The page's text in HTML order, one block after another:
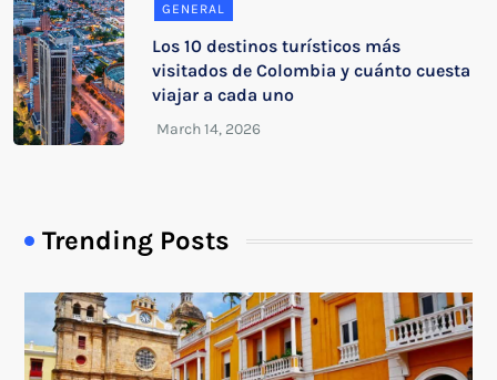
GENERAL
Los 10 destinos turísticos más
visitados de Colombia y cuánto cuesta
viajar a cada uno
Trending Posts